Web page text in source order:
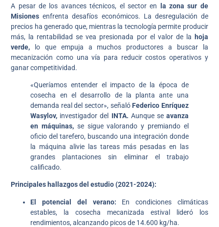
A pesar de los avances técnicos, el sector en la zona sur de
Misionesenfrenta desafíos económicos. La desregulación de
precios ha generado que, mientras la tecnología permite producir
más, la rentabilidad se vea presionada por el valor de la hoja
verde, lo que empuja a muchos productores a buscar la
mecanización como una vía para reducir costos operativos y
ganar competitividad.
«Queríamos entender el impacto de la época de
cosecha en el desarrollo de la planta ante una
demanda real del sector», señaló Federico Enríquez
Wasylov, investigador del INTA. Aunque se avanza
en máquinas, se sigue valorando y premiando el
oficio del tarefero, buscando una integración donde
la máquina alivie las tareas más pesadas en las
grandes plantaciones sin eliminar el trabajo
calificado.
Principales hallazgos del estudio (2021-2024):
El potencial del verano: En condiciones climáticas
estables, la cosecha mecanizada estival lideró los
rendimientos, alcanzando picos de 14.600 kg/ha.